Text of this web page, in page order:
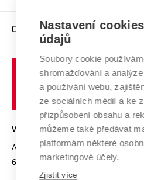
E-přihláška
Závěrečné práce
Doktorské studium
Studium bez bariér
Podpora podnikání
Mezinárodní vědecká rada
Systém zajišťování kvality výzkumu
Výzkumné infrastruktury
Transfer znalostí
Open Science
Projekty
Projekty ze strukturálních fondů
Specifický výzkum
Firemní spolupráce
Zahraniční spolupráce
Spolupráce se školami
Služby univerzity
Mezinárodní dohody
Univerzitní sítě
O UNIVERZITĚ
Profil univerzity
Udržitelná univerzita
Podnikavá univerzita / ContriBUTe
Bezpečná univerzita
Vyznamenání
Organizační struktura
VYSOKÉ UČENÍ TECHNICKÉ V
Antonínská 548/1
602 00 Brno
Nastavení
údajů
Soubory cookie
shromažďování a
a používání webu,
ze sociálních médií a ke
přizpůsobení obsahu a
můžeme také předávat
platformám některé
marketingové účely.
Zjistit více